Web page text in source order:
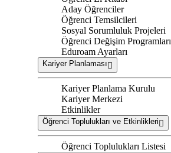
Aday Öğrenciler
Öğrenci Temsilcileri
Sosyal Sorumluluk Projeleri
Öğrenci Değişim Programları
Eduroam Ayarları
Kariyer Planlaması
Kariyer Planlama Kurulu
Kariyer Merkezi
Etkinlikler
Öğrenci Toplulukları ve Etkinlikleri
Öğrenci Toplulukları Listesi